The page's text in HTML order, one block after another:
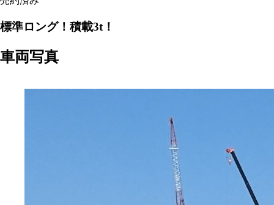
標準ロング！積載3t！
車両写真